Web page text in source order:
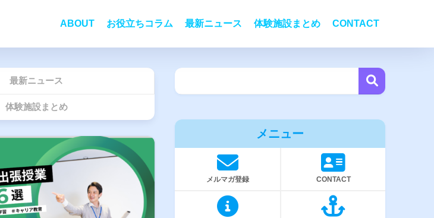
ABOUT お役立ちコラム 最新ニュース 体験施設まとめ CONTACT
最新ニュース
体験施設まとめ
メニュー
メルマガ登録 CONTACT